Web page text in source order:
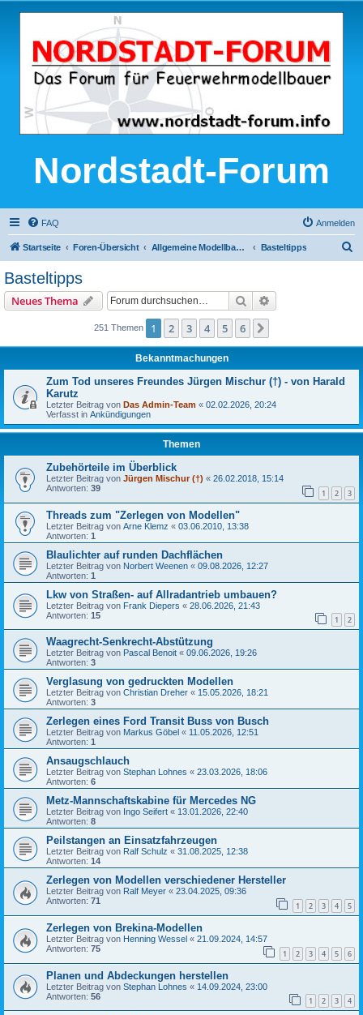
Nordstadt-Forum
FAQ Anmelden
Startseite Foren-Übersicht Allgemeine Modellbau-Themen Basteltipps
Basteltipps
Neues Thema Suche
251 Themen 1 2 3 4 5 6
Bekanntmachungen
Zum Tod unseres Freundes Jürgen Mischur (†) - von Harald
Karutz
Letzter Beitrag von Das Admin-Team « 02.02.2026, 20:24
Verfasst in Ankündigungen
Themen
Zubehörteile im Überblick
Letzter Beitrag von Jürgen Mischur (†) « 26.02.2018, 15:14
Antworten: 39 1 2 3
Threads zum "Zerlegen von Modellen"
Letzter Beitrag von Arne Klemz « 03.06.2010, 13:38
Antworten: 1
Blaulichter auf runden Dachflächen
Letzter Beitrag von Norbert Weenen « 09.08.2026, 12:27
Antworten: 1
Lkw von Straßen- auf Allradantrieb umbauen?
Letzter Beitrag von Frank Diepers « 28.06.2026, 21:43
Antworten: 15 1 2
Waagrecht-Senkrecht-Abstützung
Letzter Beitrag von Pascal Benoit « 09.06.2026, 19:26
Antworten: 3
Verglasung von gedruckten Modellen
Letzter Beitrag von Christian Dreher « 15.05.2026, 18:21
Antworten: 3
Zerlegen eines Ford Transit Buss von Busch
Letzter Beitrag von Markus Göbel « 11.05.2026, 12:51
Antworten: 1
Ansaugschlauch
Letzter Beitrag von Stephan Lohnes « 23.03.2026, 18:06
Antworten: 6
Metz-Mannschaftskabine für Mercedes NG
Letzter Beitrag von Ingo Seifert « 13.01.2026, 22:40
Antworten: 8
Peilstangen an Einsatzfahrzeugen
Letzter Beitrag von Ralf Schulz « 31.08.2025, 12:38
Antworten: 14
Zerlegen von Modellen verschiedener Hersteller
Letzter Beitrag von Ralf Meyer « 23.04.2025, 09:36
Antworten: 71 1 2 3 4 5
Zerlegen von Brekina-Modellen
Letzter Beitrag von Henning Wessel « 21.09.2024, 14:57
Antworten: 75 1 2 3 4 5 6
Planen und Abdeckungen herstellen
Letzter Beitrag von Stephan Lohnes « 14.09.2024, 23:00
Antworten: 56 1 2 3 4